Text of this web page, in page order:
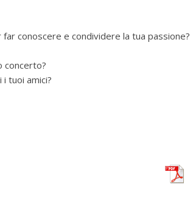
conoscere e condividere la tua passione?
concerto?
tuoi amici?